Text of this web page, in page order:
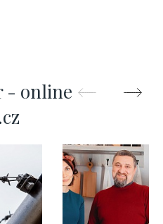
- online